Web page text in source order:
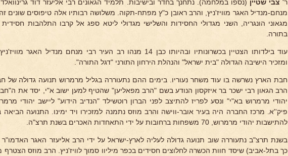
ר'צבי שטיין (נספו במלחמה). נתחנך בחדר ובישיבות. תלמיד הגאונים רבי אליעזר דוד
מנחם-מנדיל האגר מוויז'ניץ, והרב ראובן כ"ץ מפתח-תקוה. משלושה רבותיו אלה טיפוסים שונים
מגאוני הונגריה, השני מגדולי החסידות והשלישי מגדולי ליטא ספג אל קרבו התלהבות
בתורה.
עוד בילדותו הצטיין בכשרונותיו ובהיותו כבן 14 מנהו רב העיר רבי מנחם מנדיל
ומזכיר הישיבה הגדולה "בית ישראל" והנהלת הירחון התורני "דגל התורה".
חבת הארץ נשרשה בו עוד משחר נעוריו. בימים ההם נתעוררה בגליל מרמרוש תנועה גדולה של
הרב הגאון רבי ישכר בר איזקסון הנודע בשם "הרב מפאליען" שהטיף למען ישוב א"י, יסד את
יהודי מרמרוש בא"י" ונסע לפריז להתיצב לפני הברון רוטשילד "הנדיב הידוע" ליישב יהודי
פיק''א. מרכז החברה היה בעיר אובר-ווישה והרב מוזס נתמנה למזכירו ויד ימינו. התנועה
להתישבות יהודי מרמרוש, 70 משפחות ברחובות על ידי התאחדות האכרים בשנת תרצ"ה.
בשנת תרצ"ב נתעוררה שוב תנועה גדולה לעליה לארץ-ישראל על ידי הרב אליעזר האגר האדמו"ר
כך בתל-אביב) שיסד חוות הכשרה לחלוצים חסידים בכפר מיליוו סמוך לוויז'ניץ. הרב מוזס הצטרף